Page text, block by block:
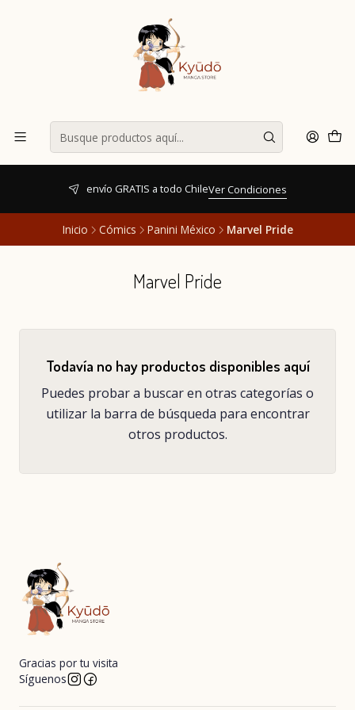
envío GRATIS a todo ChileVer Condiciones
Inicio Cómics Panini México Marvel Pride
Marvel Pride
Todavía no hay productos disponibles aquí
Puedes probar a buscar en otras categorías o
utilizar la barra de búsqueda para encontrar
otros productos.
Gracias por tu visita
Síguenos